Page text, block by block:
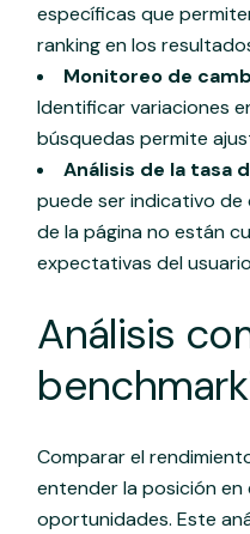
específicas que
ranking en los
Monitoreo de
Identificar variaciones
búsquedas permite
Análisis de la tasa
puede ser indicativo
de la página no están
expectativas del
Análisis
Comparar el
entender la posición
oportunidades. Este